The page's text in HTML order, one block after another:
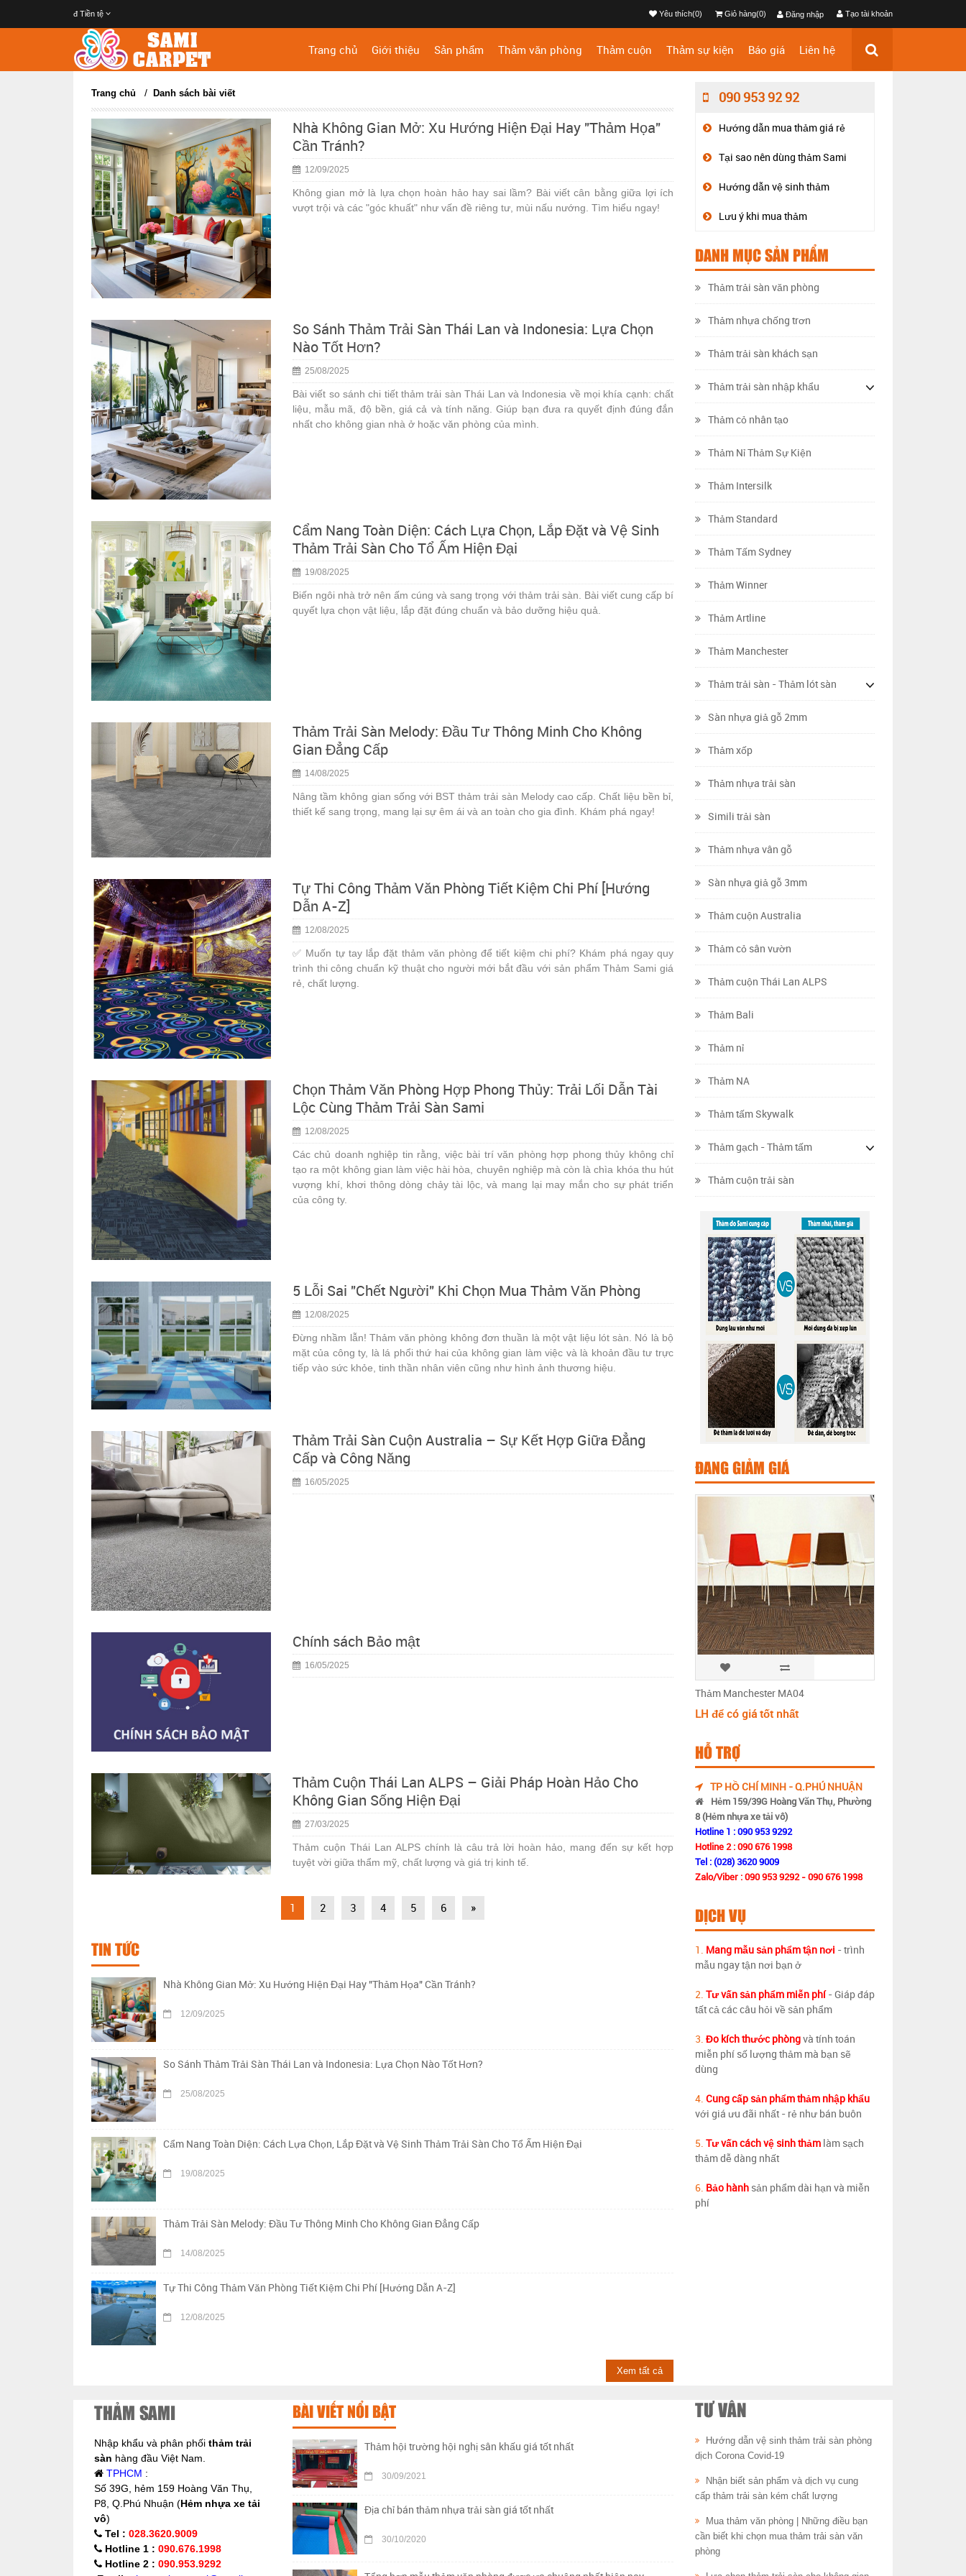
đ Tiền tệ Đăng nhập Tạo tài khoản
Yêu thích(0) Giỏ hàng(0)
Trang chủ Giới thiệu Sản phẩm Thảm văn phòng Thảm cuộn Thảm sự kiện Báo giá Liên hệ
Trang chủ / Danh sách bài viết
Nhà Không Gian Mở: Xu Hướng Hiện Đại Hay "Thảm Họa"
Cần Tránh?
12/09/2025
Không gian mở là lựa chọn hoàn hảo hay sai lầm? Bài viết cân bằng giữa lợi ích
vượt trội và các "góc khuất" như vấn đề riêng tư, mùi nấu nướng. Tìm hiểu ngay!
So Sánh Thảm Trải Sàn Thái Lan và Indonesia: Lựa Chọn
Nào Tốt Hơn?
25/08/2025
Bài viết so sánh chi tiết thảm trải sàn Thái Lan và Indonesia về mọi khía cạnh: chất
liệu, mẫu mã, độ bền, giá cả và tính năng. Giúp bạn đưa ra quyết định đúng đắn
nhất cho không gian nhà ở hoặc văn phòng của mình.
Cẩm Nang Toàn Diện: Cách Lựa Chọn, Lắp Đặt và Vệ Sinh
Thảm Trải Sàn Cho Tổ Ấm Hiện Đại
19/08/2025
Biến ngôi nhà trở nên ấm cúng và sang trọng với thảm trải sàn. Bài viết cung cấp bí
quyết lựa chọn vật liệu, lắp đặt đúng chuẩn và bảo dưỡng hiệu quả.
Thảm Trải Sàn Melody: Đầu Tư Thông Minh Cho Không
Gian Đẳng Cấp
14/08/2025
Nâng tầm không gian sống với BST thảm trải sàn Melody cao cấp. Chất liệu bền bỉ,
thiết kế sang trọng, mang lại sự êm ái và an toàn cho gia đình. Khám phá ngay!
Tự Thi Công Thảm Văn Phòng Tiết Kiệm Chi Phí [Hướng
Dẫn A-Z]
12/08/2025
✅ Muốn tự tay lắp đặt thảm văn phòng để tiết kiệm chi phí? Khám phá ngay quy
trình thi công chuẩn kỹ thuật cho người mới bắt đầu với sản phẩm Thảm Sami giá
rẻ, chất lượng.
Chọn Thảm Văn Phòng Hợp Phong Thủy: Trải Lối Dẫn Tài
Lộc Cùng Thảm Trải Sàn Sami
12/08/2025
Các chủ doanh nghiệp tin rằng, việc bài trí văn phòng hợp phong thủy không chỉ
tạo ra một không gian làm việc hài hòa, chuyên nghiệp mà còn là chìa khóa thu hút
vượng khí, khơi thông dòng chảy tài lộc, và mang lại may mắn cho sự phát triển
của công ty.
5 Lỗi Sai "Chết Người" Khi Chọn Mua Thảm Văn Phòng
12/08/2025
Đừng nhầm lẫn! Thảm văn phòng không đơn thuần là một vật liệu lót sàn. Nó là bộ
mặt của công ty, là lá phổi thứ hai của không gian làm việc và là khoản đầu tư trực
tiếp vào sức khỏe, tinh thần nhân viên cũng như hình ảnh thương hiệu.
Thảm Trải Sàn Cuộn Australia – Sự Kết Hợp Giữa Đẳng
Cấp và Công Năng
16/05/2025
Chính sách Bảo mật
16/05/2025
Thảm Cuộn Thái Lan ALPS – Giải Pháp Hoàn Hảo Cho
Không Gian Sống Hiện Đại
27/03/2025
Thảm cuộn Thái Lan ALPS chính là câu trả lời hoàn hảo, mang đến sự kết hợp
tuyệt vời giữa thẩm mỹ, chất lượng và giá trị kinh tế.
1 2 3 4 5 6 »
TIN TỨC
Nhà Không Gian Mở: Xu Hướng Hiện Đại Hay "Thảm Họa" Cần Tránh?
12/09/2025
So Sánh Thảm Trải Sàn Thái Lan và Indonesia: Lựa Chọn Nào Tốt Hơn?
25/08/2025
Cẩm Nang Toàn Diện: Cách Lựa Chọn, Lắp Đặt và Vệ Sinh Thảm Trải Sàn Cho Tổ Ấm Hiện Đại
19/08/2025
Thảm Trải Sàn Melody: Đầu Tư Thông Minh Cho Không Gian Đẳng Cấp
14/08/2025
Tự Thi Công Thảm Văn Phòng Tiết Kiệm Chi Phí [Hướng Dẫn A-Z]
12/08/2025
Xem tất cả
090 953 92 92
Hướng dẫn mua thảm giá rẻ
Tại sao nên dùng thảm Sami
Hướng dẫn vệ sinh thảm
Lưu ý khi mua thảm
DANH MỤC SẢN PHẨM
Thảm trải sàn văn phòng
Thảm nhựa chống trơn
Thảm trải sàn khách sạn
Thảm trải sàn nhập khẩu
Thảm cỏ nhân tạo
Thảm Nỉ Thảm Sự Kiện
Thảm Intersilk
Thảm Standard
Thảm Tấm Sydney
Thảm Winner
Thảm Artline
Thảm Manchester
Thảm trải sàn - Thảm lót sàn
Sàn nhựa giả gỗ 2mm
Thảm xốp
Thảm nhựa trải sàn
Simili trải sàn
Thảm nhựa vân gỗ
Sàn nhựa giả gỗ 3mm
Thảm cuộn Australia
Thảm cỏ sân vườn
Thảm cuộn Thái Lan ALPS
Thảm Bali
Thảm nỉ
Thảm NA
Thảm tấm Skywalk
Thảm gạch - Thảm tấm
Thảm cuộn trải sàn
ĐANG GIẢM GIÁ
Thảm Manchester MA04
LH để có giá tốt nhất
HỖ TRỢ
TP HỒ CHÍ MINH - Q.PHÚ NHUẬN
Hẻm 159/39G Hoàng Văn Thụ, Phường
8 (Hẻm nhựa xe tải vô)
Hotline 1 : 090 953 9292
Hotline 2 : 090 676 1998
Tel : (028) 3620 9009
Zalo/Viber : 090 953 9292 - 090 676 1998
DỊCH VỤ
1. Mang mẫu sản phẩm tận nơi - trình
mẫu ngay tận nơi bạn ở
2. Tư vấn sản phẩm miễn phí- Giáp đáp
tất cả các câu hỏi về sản phẩm
3. Đo kích thước phòngvà tính toán
miễn phí số lượng thảm mà bạn sẽ
dùng
4. Cung cấp sản phẩm thảm nhập khẩu
với giá ưu đãi nhất - rẻ như bán buôn
5. Tư vấn cách vệ sinh thảm làm sạch
thảm dễ dàng nhất
6. Bảo hành sản phẩm dài hạn và miễn
phí
THẢM SAMI
Nhập khẩu và phân phối thảm trải
sàn hàng đầu Việt Nam.
TPHCM :
Số 39G, hẻm 159 Hoàng Văn Thụ,
P8, Q.Phú Nhuận (Hẻm nhựa xe tải
vô)
Tel : 028.3620.9009
Hotline 1 : 090.676.1998
Hotline 2 : 090.953.9292
BÀI VIẾT NỔI BẬT
Thảm hội trường hội nghị sân khấu giá tốt nhất
30/09/2021
Địa chỉ bán thảm nhựa trải sàn giá tốt nhất
30/10/2020
TƯ VẤN
Hướng dẫn vệ sinh thảm trải sàn phòng
dịch Corona Covid-19
Nhận biết sản phẩm và dịch vụ cung
cấp thảm trải sàn kém chất lượng
Mua thảm văn phòng | Những điều bạn
cần biết khi chọn mua thảm trải sàn văn
phòng